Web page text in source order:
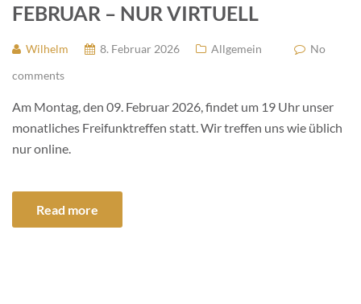
FEBRUAR – NUR VIRTUELL
Wilhelm 8. Februar 2026 Allgemein
No
comments
Am Montag, den 09. Februar 2026, findet um 19 Uhr unser
monatliches Freifunktreffen statt. Wir treffen uns wie üblich
nur online.
Read more